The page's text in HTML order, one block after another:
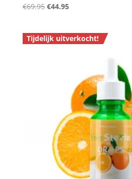
€69.95 Oorspronkelijke
€69.95.
€44.95Huidige
€44.95.
Tijdelijk uitverkocht!